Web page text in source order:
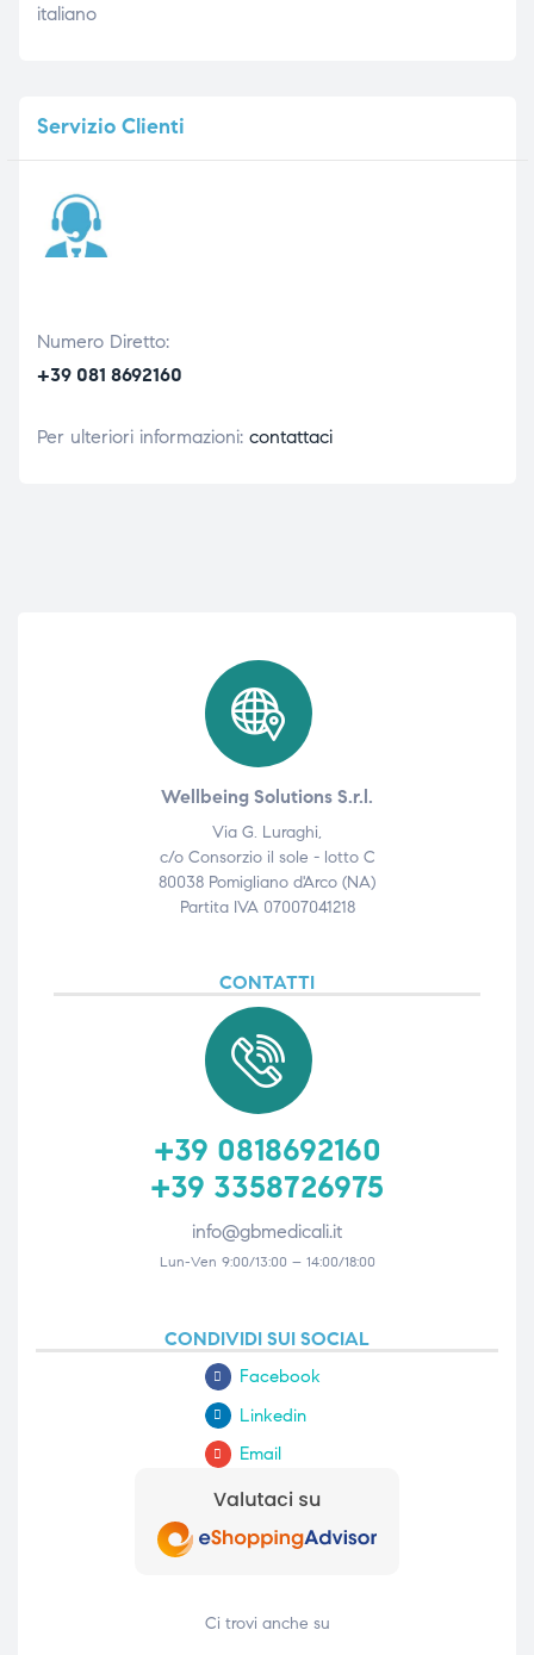
italiano
ServizioClienti
Numero Diretto:
+39 081 8692160
Per ulteriori informazioni: contattaci
Wellbeing Solutions S.r.l.
Via G. Luraghi,
c/o Consorzio il sole - lotto C
80038 Pomigliano d'Arco (NA)
Partita IVA 07007041218
CONTATTI
+39 0818692160
+39 3358726975
info@gbmedicali.it
Lun-Ven 9:00/13:00 – 14:00/18:00
CONDIVIDI SUI SOCIAL
Facebook
Linkedin
Email
Ci trovi anche su